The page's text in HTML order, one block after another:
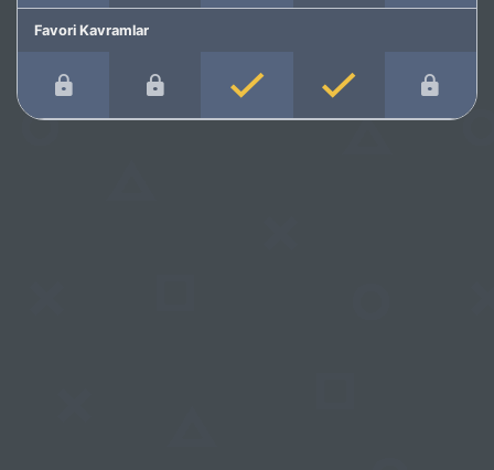
Favori Kavramlar